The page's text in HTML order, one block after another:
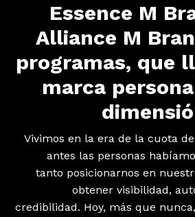
Essence M
Alliance M
programas, que
marca
Vivimos en la era de la cuota
antes las personas
tanto posicionarnos en
obtener visibilidad,
credibilidad. Hoy, más que